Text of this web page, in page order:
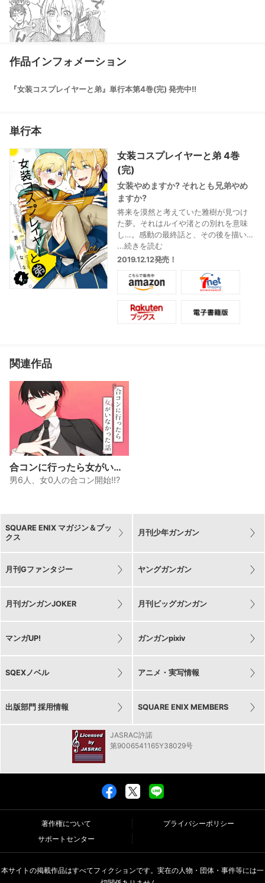
作品インフォメーション
『女装コスプレイヤーと弟』単行本第4巻(完) 発売中!!
単行本
女装コスプレイヤーと弟 4巻
(完)
女装やめますか? それとも兄弟やめ
ますか?
将来を漠然と考えていた雅樹が見つけ
た夢。それはルイや渚との別れを意味
し…。感動の最終話と、その後を描いた
描き下ろしエピソード満載の最終巻!
...続きを読む
2019.12.12発売！
関連作品
合コンに行ったら女がいな
かった話
男6人、女0人の合コン開始!!?
SQUARE ENIX マガジン＆ブッ
クス
月刊少年ガンガン
月刊Gファンタジー ヤングガンガン
月刊ガンガンJOKER 月刊ビッグガンガン
マンガUP! ガンガンpixiv
SQEXノベル アニメ・実写情報
出版部門 採用情報 SQUARE ENIX MEMBERS
JASRAC許諾
第9006541165Y38029号
著作権について
プライバシーポリシー
サポートセンター
本サイトの掲載作品はすべてフィクションです。実在の人物・団体・事件等には一